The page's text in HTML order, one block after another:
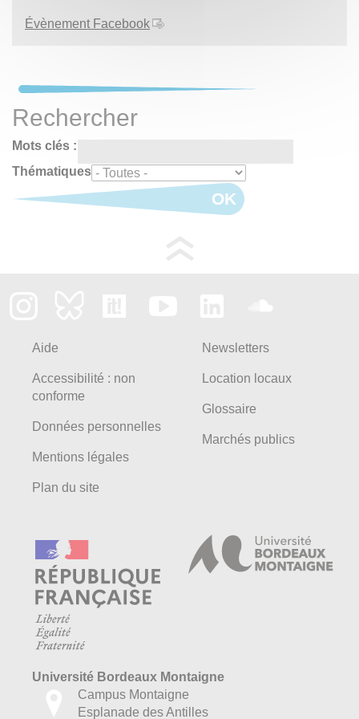
Évènement Facebook
Rechercher
Mots clés :
Thématiques
OK
Aide
Accessibilité : non
conforme
Données personnelles
Mentions légales
Plan du site
Newsletters
Location locaux
Glossaire
Marchés publics
Université Bordeaux Montaigne
Campus Montaigne
Esplanade des Antilles